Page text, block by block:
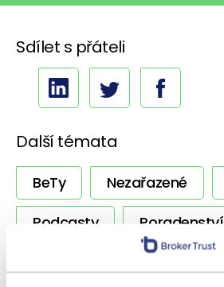
Sdílet s přáteli
Další témata
BeTy Nezařazené
Podcasty
Poradenství